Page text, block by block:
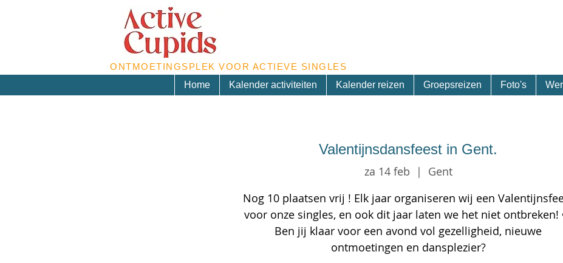
ONTMOETINGSPLEK VOOR ACTIEVE SINGLES
Home
Kalender activiteiten Kalender reizen Groepsreizen Foto's
Valentijnsdansfeest in Gent.
za 14 feb
  |
Gent
Nog 10 plaatsen vrij ! Elk jaar organiseren wij een
voor onze singles, en ook dit jaar laten we het niet
Ben jij klaar voor een avond vol gezelligheid, nieuwe
ontmoetingen en dansplezier?